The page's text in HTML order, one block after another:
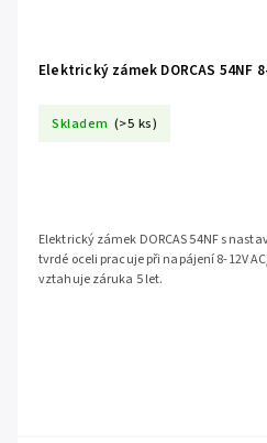
Elektrický zámek DORCAS 54NF
Skladem (>5 ks)
Elektrický zámek DORCAS 54NF s
tvrdé oceli pracuje při napájení 8-12V
vztahuje záruka 5 let.